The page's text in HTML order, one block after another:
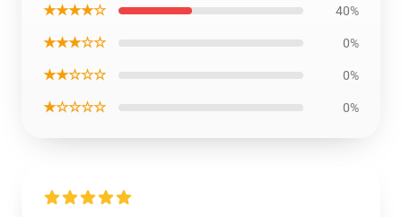
★★★★☆ 40%
★★★☆☆ 0%
★★☆☆☆ 0%
★☆☆☆☆ 0%